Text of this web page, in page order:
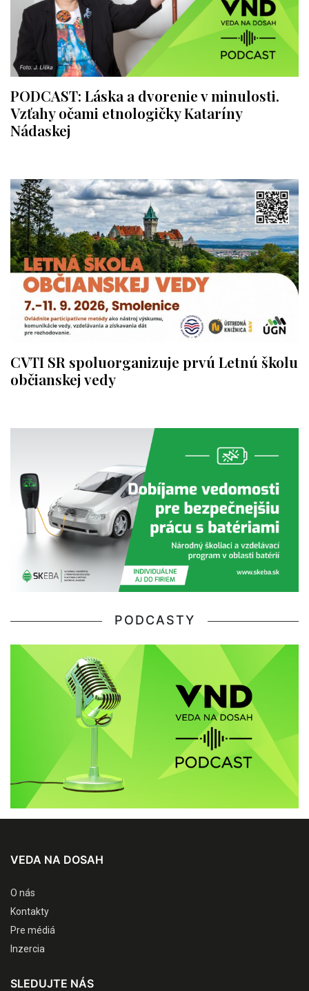
PODCAST: Láska a dvorenie v minulosti.
Vzťahy očami etnologičky Kataríny
Nádaskej
CVTI SR spoluorganizuje prvú Letnú školu
občianskej vedy
PODCASTY
VEDA NA DOSAH
O nás
Kontakty
Pre médiá
Inzercia
SLEDUJTE NÁS